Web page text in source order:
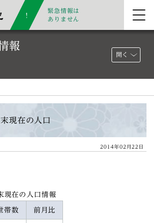
緊急情報は
ありません
報
開く
現在の人口
2014年02月22日
在の人口情報
帯数 前月比